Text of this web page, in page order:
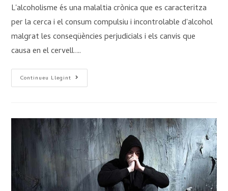
L'alcoholisme és una malaltia crònica que es caracteritza
per la cerca i el consum compulsiu i incontrolable d'alcohol
malgrat les conseqüències perjudicials i els canvis que
causa en el cervell.…
Continueu Llegint